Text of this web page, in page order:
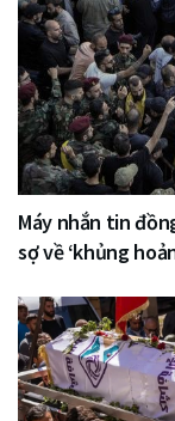
Máy nhắn tin
sợ về ‘khủng